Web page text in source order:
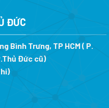
ĐỨC
Bình Trưng, TP HCM ( P.
Đức cũ)